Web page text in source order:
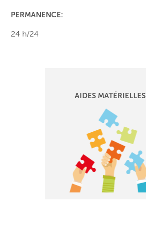
PERMANENCE:
24 h/24
AIDES MATÉRIELLES